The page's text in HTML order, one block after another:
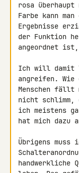
rosa
Farbe kann man
Ergebnisse
der Funktion
angeordnet
Ich will damit
angreifen.
Menschen
nicht schlimm,
ich meistens
hat mich dazu
Übrigens
handwerkliche